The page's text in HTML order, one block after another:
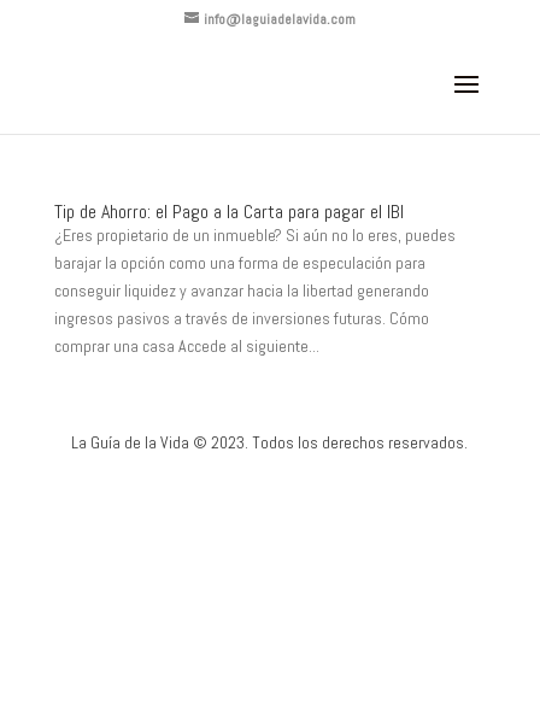
info@laguiadelavida.com
Tip de Ahorro: el Pago a la Carta para pagar el IBI
¿Eres propietario de un inmueble? Si aún no lo eres, puedes
barajar la opción como una forma de especulación para
conseguir liquidez y avanzar hacia la libertad generando
ingresos pasivos a través de inversiones futuras. Cómo
comprar una casa Accede al siguiente...
La Guía de la Vida © 2023. Todos los derechos reservados.